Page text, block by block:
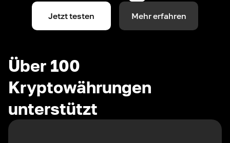
Jetzt testen Mehr erfahren
Über 100
Kryptowährungen
unterstützt